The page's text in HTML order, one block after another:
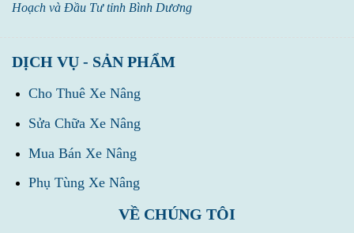
Hoạch và Đầu Tư tỉnh Bình Dương
DỊCH VỤ - SẢN PHẨM
Cho Thuê Xe Nâng
Sửa Chữa Xe Nâng
Mua Bán Xe Nâng
Phụ Tùng Xe Nâng
VỀ CHÚNG TÔI